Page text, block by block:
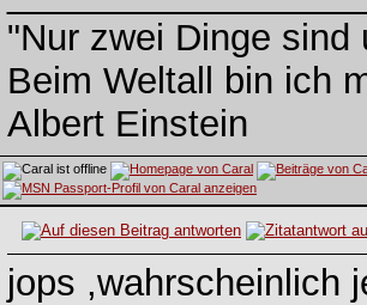
"Nur zwei Dinge
Beim Weltall bin ich
Albert Einstein
jops ,wahrscheinlich